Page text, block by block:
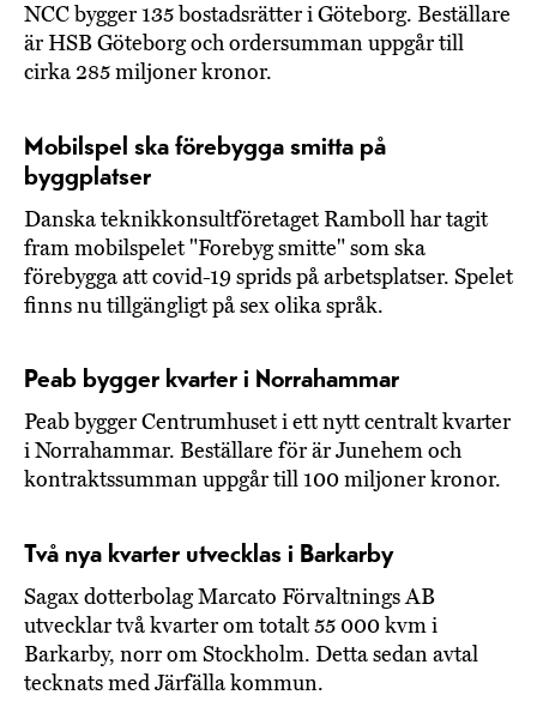
NCC bygger 135 bostadsrätter i Göteborg. Beställare
är HSB Göteborg och ordersumman uppgår till
cirka 285 miljoner kronor.
Mobilspel ska förebygga smitta på
byggplatser
Danska teknikkonsultföretaget Ramboll har tagit
fram mobilspelet "Forebyg smitte" som ska
förebygga att covid-19 sprids på arbetsplatser. Spelet
finns nu tillgängligt på sex olika språk.
Peab bygger kvarter i Norrahammar
Peab bygger Centrumhuset i ett nytt centralt kvarter
i Norrahammar. Beställare för är Junehem och
kontraktssumman uppgår till 100 miljoner kronor.
Två nya kvarter utvecklas i Barkarby
Sagax dotterbolag Marcato Förvaltnings AB
utvecklar två kvarter om totalt 55 000 kvm i
Barkarby, norr om Stockholm. Detta sedan avtal
tecknats med Järfälla kommun.